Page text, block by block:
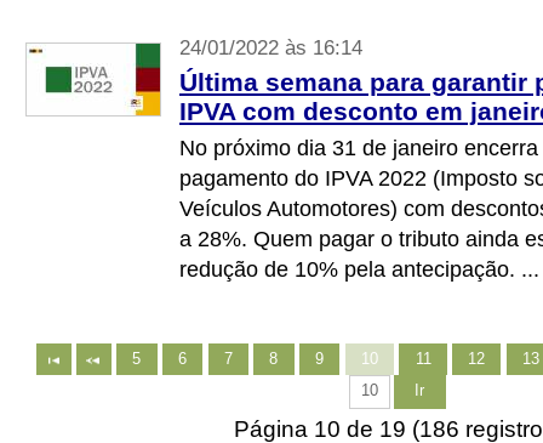
24/01/2022 às 16:14
Última semana para garantir
IPVA com desconto em
No próximo dia 31 de janeiro
pagamento do IPVA 2022 (Imposto
Veículos Automotores) com
a 28%. Quem pagar o tributo ainda
redução de 10% pela antecipação.
5 6 7 8 9 10 11 12
13
Ir
Página 10 de 19 (186